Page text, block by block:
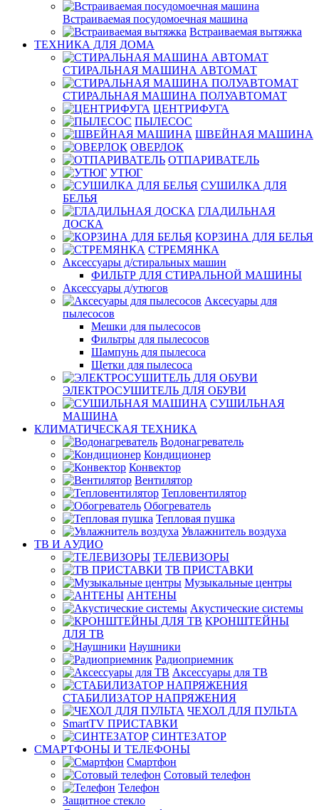
Встраиваемая посудомоечная машина
Встраиваемая вытяжка
ТЕХНИКА ДЛЯ ДОМА
СТИРАЛЬНАЯ МАШИНА АВТОМАТ
СТИРАЛЬНАЯ МАШИНА ПОЛУАВТОМАТ
ЦЕНТРИФУГА
ПЫЛЕСОС
ШВЕЙНАЯ МАШИНА
ОВЕРЛОК
ОТПАРИВАТЕЛЬ
УТЮГ
СУШИЛКА ДЛЯ
БЕЛЬЯ
ГЛАДИЛЬНАЯ
ДОСКА
КОРЗИНА ДЛЯ БЕЛЬЯ
СТРЕМЯНКА
Аксессуары д/стиральных машин
ФИЛЬТР ДЛЯ СТИРАЛЬНОЙ МАШИНЫ
Аксессуары д/утюгов
Аксесуары для
пылесосов
Мешки для пылесосов
Фильтры для пылесосов
Шампунь для пылесоса
Щетки для пылесоса
ЭЛЕКТРОСУШИТЕЛЬ ДЛЯ ОБУВИ
СУШИЛЬНАЯ
МАШИНА
КЛИМАТИЧЕСКАЯ ТЕХНИКА
Водонагреватель
Кондиционер
Конвектор
Вентилятор
Тепловентилятор
Обогреватель
Тепловая пушка
Увлажнитель воздуха
ТВ И AУДИО
ТЕЛЕВИЗОРЫ
ТВ ПРИСТАВКИ
Музыкальные центры
АНТЕНЫ
Акустические системы
КРОНШТЕЙНЫ
ДЛЯ ТВ
Наушники
Радиоприемник
Аксессуары для ТВ
СТАБИЛИЗАТОР НАПРЯЖЕНИЯ
ЧЕХОЛ ДЛЯ ПУЛЬТА
SmartTV ПРИСТАВКИ
СИНТЕЗАТОР
СМАРТФОНЫ И ТЕЛЕФОНЫ
Смартфон
Сотовый телефон
Телефон
Защитное стекло